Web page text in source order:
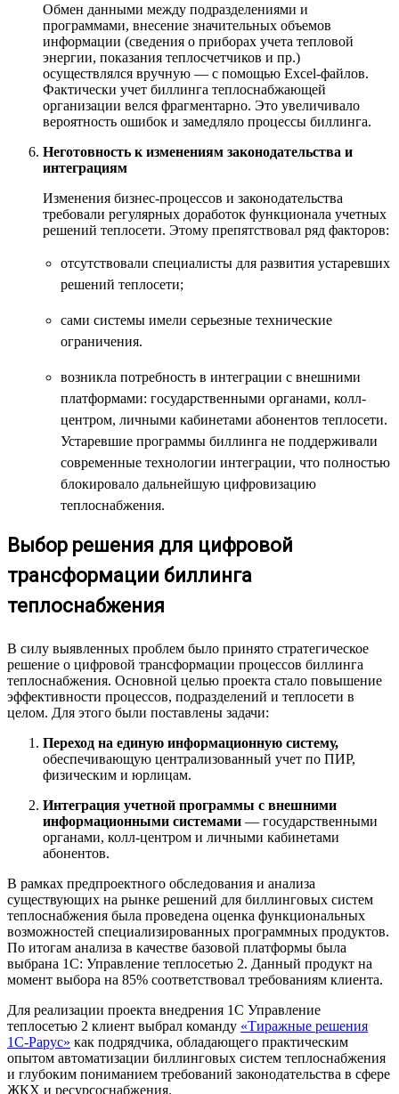
Обмен данными между подразделениями и
программами, внесение значительных объемов
информации (сведения о приборах учета тепловой
энергии, показания теплосчетчиков и пр.)
осуществлялся вручную — с помощью Excel-файлов.
Фактически учет биллинга теплоснабжающей
организации велся фрагментарно. Это увеличивало
вероятность ошибок и замедляло процессы биллинга.
Неготовность к изменениям законодательства и
интеграциям
Изменения бизнес-процессов и законодательства
требовали регулярных доработок функционала учетных
решений теплосети. Этому препятствовал ряд факторов:
отсутствовали специалисты для развития устаревших
решений теплосети;
сами системы имели серьезные технические
ограничения.
возникла потребность в интеграции с внешними
платформами: государственными органами, колл-
центром, личными кабинетами абонентов теплосети.
Устаревшие программы биллинга не поддерживали
современные технологии интеграции, что полностью
блокировало дальнейшую цифровизацию
теплоснабжения.
Выбор решения для цифровой
трансформации биллинга
теплоснабжения
В силу выявленных проблем было принято стратегическое
решение о цифровой трансформации процессов биллинга
теплоснабжения. Основной целью проекта стало повышение
эффективности процессов, подразделений и теплосети в
целом. Для этого были поставлены задачи:
Переход на единую информационную систему,
обеспечивающую централизованный учет по ПИР,
физическим и юрлицам.
Интеграция учетной программы с внешними
информационными системами — государственными
органами, колл-центром и личными кабинетами
абонентов.
В рамках предпроектного обследования и анализа
существующих на рынке решений для биллинговых систем
теплоснабжения была проведена оценка функциональных
возможностей специализированных программных продуктов.
По итогам анализа в качестве базовой платформы была
выбрана 1С: Управление теплосетью 2. Данный продукт на
момент выбора на 85% соответствовал требованиям клиента.
Для реализации проекта внедрения 1С Управление
теплосетью 2 клиент выбрал команду «Тиражные решения
1С-Рарус» как подрядчика, обладающего практическим
опытом автоматизации биллинговых систем теплоснабжения
и глубоким пониманием требований законодательства в сфере
ЖКХ и ресурсоснабжения.